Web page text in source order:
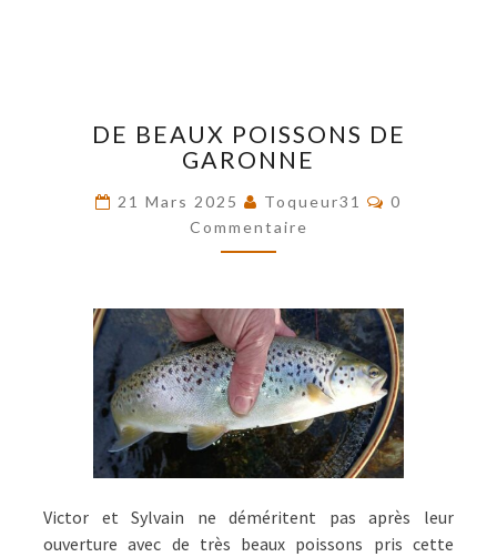
BEAUX
POISSONS
GARONNE
DE BEAUX POISSONS DE
GARONNE
21 Mars 2025 Toqueur31
0
Commentaire
Victor et Sylvain ne déméritent pas après leur
ouverture avec de très beaux poissons pris cette